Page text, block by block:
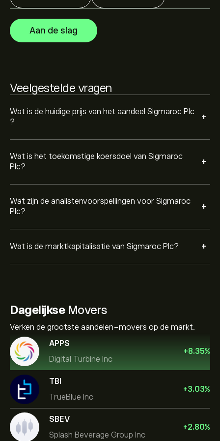
Aan de slag
Veelgestelde vragen
Wat is de huidige prijs van het aandeel Sigmaroc Plc
?
+
Wat is het toekomstige koersdoel van Sigmaroc
Plc?
+
Wat zijn de analistenvoorspellingen voor Sigmaroc
Plc?
+
gebaseerd op markttrends, financiële rapporten en
verwachte groei. Bekijk de meest recente voorspelling
voor toekomstige koersbewegingen.
Wat is de marktkapitalisatie van Sigmaroc Plc? +
De marktkapitalisatie van Sigmaroc Plc is 1.47B‎p‎
DagelijkseMovers
Verken de grootste aandelen-movers op de markt.
APPS
Digital Turbine Inc
+8.35%
TBI
TrueBlue Inc
+3.03%
SBEV
Splash Beverage Group Inc
+2.80%